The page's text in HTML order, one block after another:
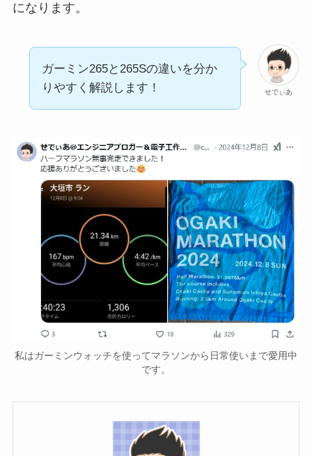
になります。
せでぃあ
ガーミン265と265Sの違いを分か
りやすく解説します！
私はガーミンウォッチを使ってマラソンから日常使いまで愛用中
です。